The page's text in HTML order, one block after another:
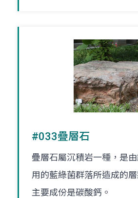
#033疊層石
疊層石屬沉積岩一種，是
用的藍綠菌群落所造成的
主要成份是碳酸鈣。